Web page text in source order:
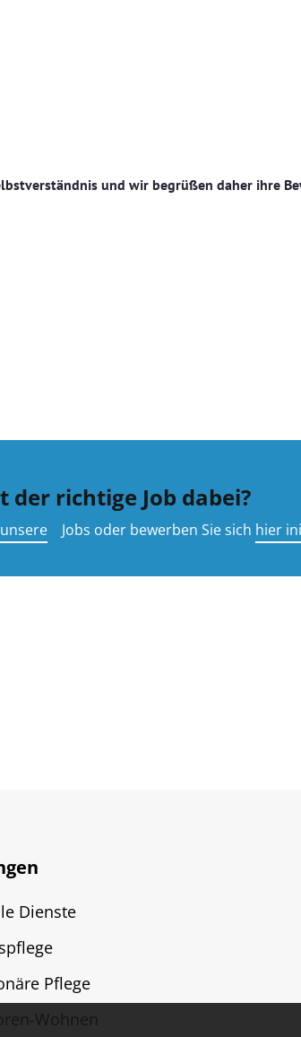
und wir begrüßen daher ihre
der richtige Job dabei?
Jobs oder bewerben Sie sich hier
Dienste
Pflege
Wohnen